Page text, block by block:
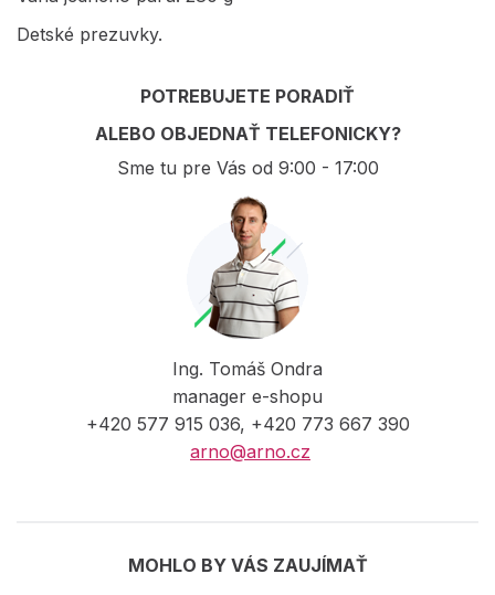
Detské prezuvky.
POTREBUJETE PORADIŤ
ALEBO OBJEDNAŤ TELEFONICKY?
Sme tu pre Vás od 9:00 - 17:00
Ing. Tomáš Ondra
manager e-shopu
+420 577 915 036, +420 773 667 390
arno@arno.cz
MOHLO BY VÁS ZAUJÍMAŤ